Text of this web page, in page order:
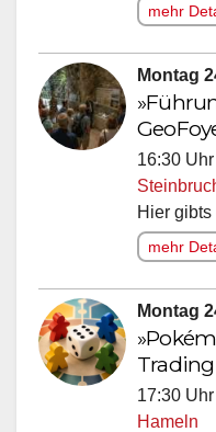
mehr
Montag
16:30 Uhr
Hier gibts
mehr
Montag
17:30 Uhr
Hameln